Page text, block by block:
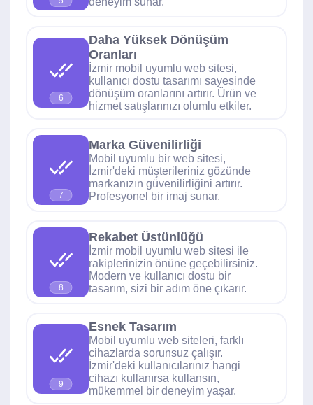
6
Daha Yüksek Dönüşüm
Oranları
İzmir mobil uyumlu web sitesi,
kullanıcı dostu tasarımı sayesinde
dönüşüm oranlarını artırır. Ürün ve
hizmet satışlarınızı olumlu etkiler.
7
Marka Güvenilirliği
Mobil uyumlu bir web sitesi,
İzmir'deki müşterileriniz gözünde
markanızın güvenilirliğini artırır.
Profesyonel bir imaj sunar.
8
Rekabet Üstünlüğü
İzmir mobil uyumlu web sitesi ile
rakiplerinizin önüne geçebilirsiniz.
Modern ve kullanıcı dostu bir
tasarım, sizi bir adım öne çıkarır.
9
Esnek Tasarım
Mobil uyumlu web siteleri, farklı
cihazlarda sorunsuz çalışır.
İzmir'deki kullanıcılarınız hangi
cihazı kullanırsa kullansın,
mükemmel bir deneyim yaşar.